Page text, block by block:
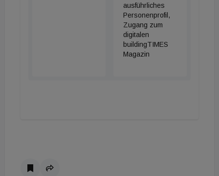
ausführliches
Personenprofil,
Zugang zum
digitalen
buildingTIMES
Magazin